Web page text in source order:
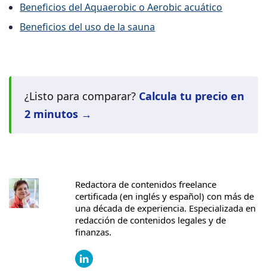
Beneficios del Aquaerobic o Aerobic acuático
Beneficios del uso de la sauna
¿Listo para comparar? Calcula tu precio en
2 minutos →
Redactora de contenidos freelance
certificada (en inglés y español) con más de
una década de experiencia. Especializada en
redacción de contenidos legales y de
finanzas.